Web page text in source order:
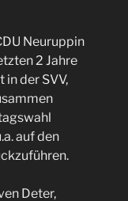
Neuruppin
2 Jahre
der SVV,
auf den
Deter,